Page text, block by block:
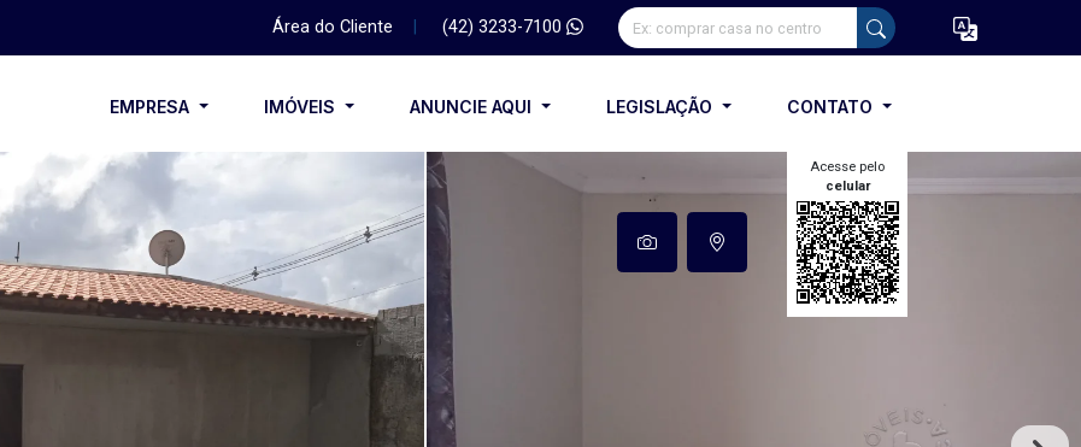
Área do Cliente (42) 3233-7100
EMPRESA IMÓVEIS ANUNCIE AQUI LEGISLAÇÃO CONTATO
Acesse pelo
celular